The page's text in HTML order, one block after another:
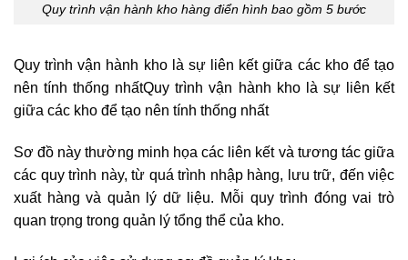
Quy trình vận hành kho hàng điển hình bao gồm 5 bước
Quy trình vận hành kho là sự liên kết giữa các kho để tạo
nên tính thống nhấtQuy trình vận hành kho là sự liên kết
giữa các kho để tạo nên tính thống nhất
Sơ đồ này thường minh họa các liên kết và tương tác giữa
các quy trình này, từ quá trình nhập hàng, lưu trữ, đến việc
xuất hàng và quản lý dữ liệu. Mỗi quy trình đóng vai trò
quan trọng trong quản lý tổng thể của kho.